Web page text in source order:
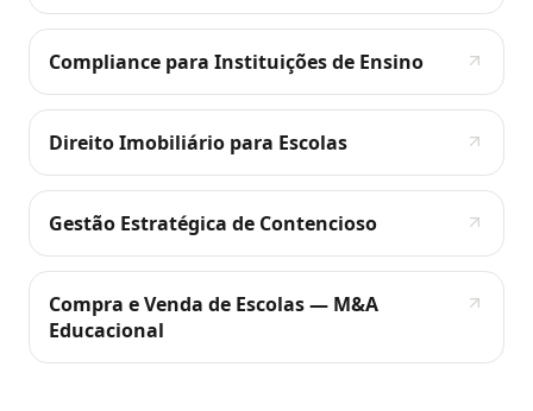
Compliance para Instituições de Ensino
Direito Imobiliário para Escolas
Gestão Estratégica de Contencioso
Compra e Venda de Escolas — M&A
Educacional